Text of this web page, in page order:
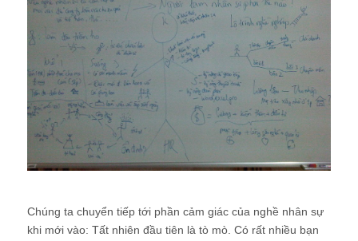
Chúng ta chuyển tiếp tới phần cảm giác của nghề nhân sự
khi mới vào: Tất nhiên đầu tiên là tò mò. Có rất nhiều bạn